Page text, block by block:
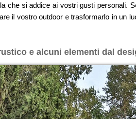
che si addice ai vostri gusti personali.
il vostro outdoor e trasformarlo in un
e alcuni elementi dal